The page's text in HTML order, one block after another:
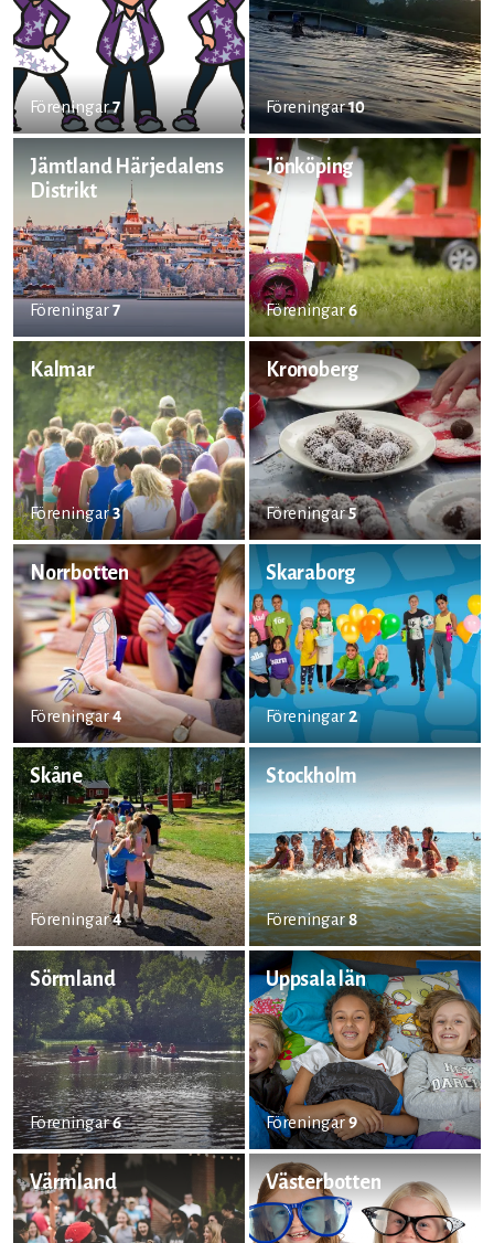
Föreningar7 Föreningar10
Jämtland Härjedalens
Distrikt
Föreningar7
Jönköping
Föreningar6
Kalmar
Föreningar3
Kronoberg
Föreningar5
Norrbotten
Föreningar4
Skaraborg
Föreningar2
Skåne
Föreningar4
Stockholm
Föreningar8
Sörmland
Föreningar6
Uppsala län
Föreningar9
Värmland Västerbotten